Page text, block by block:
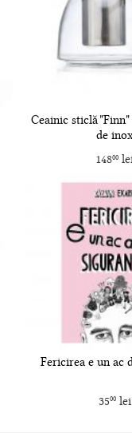
Ceainic sticlă
de
14800
Fericirea e un ac
3500lei